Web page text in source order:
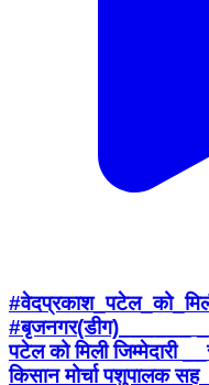
#बृजनगर(डीग)______
।
Nagar, Bharatpur | Aug